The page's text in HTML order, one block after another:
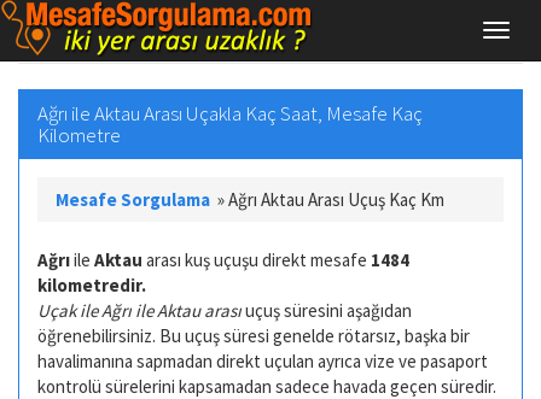
Ağrı ile Aktau Arası Uçakla Kaç Saat, Mesafe Kaç
Kilometre
Mesafe Sorgulama »Ağrı Aktau Arası Uçuş Kaç Km
Ağrıile Aktau arası kuş uçuşu direkt mesafe 1484
kilometredir.
Uçak ile Ağrı ile Aktau arasıuçuş süresini aşağıdan
öğrenebilirsiniz. Bu uçuş süresi genelde rötarsız, başka bir
havalimanına sapmadan direkt uçulan ayrıca vize ve pasaport
kontrolü sürelerini kapsamadan sadece havada geçen süredir.